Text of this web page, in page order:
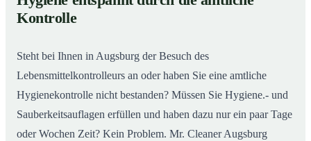
02Gastronomiereinigung in Augsburg – Qualität, die
man sieht
Kontrolle
Steht bei Ihnen in Augsburg der Besuch des
Lebensmittelkontrolleurs an oder haben Sie eine amtliche
Hygienekontrolle nicht bestanden? Müssen Sie Hygiene.- und
Sauberkeitsauflagen erfüllen und haben dazu nur ein paar Tage
oder Wochen Zeit? Kein Problem. Mr. Cleaner Augsburg